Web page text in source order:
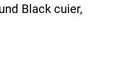
Black cuier,